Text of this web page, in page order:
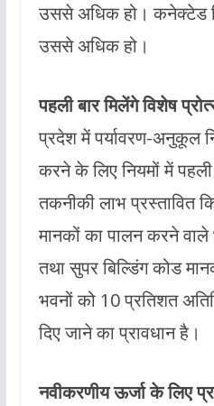
उससे अधिक हो। कनेक्टेड
उससे अधिक हो।
पहली बार मिलेंगे विशेष
प्रदेश में पर्यावरण-अनुकूल
करने के लिए नियमों में पहली
तकनीकी लाभ प्रस्तावित
मानकों का पालन करने
तथा सुपर बिल्डिंग कोड
भवनों को 10 प्रतिशत
दिए जाने का प्रावधान है।
नवीकरणीय ऊर्जा के लिए